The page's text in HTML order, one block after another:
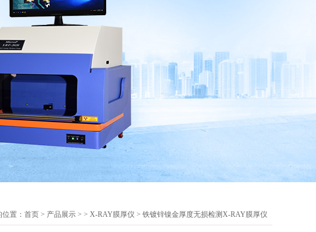
置： 首页 > 产品展示 > > X-RAY膜厚仪 > 铁镀锌镍金厚度无损检测X-RAY膜厚仪